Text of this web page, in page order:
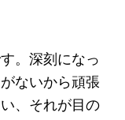
。深刻になっ
ないから頑張
、それが目の